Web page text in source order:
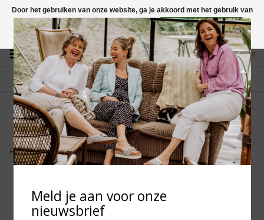
Vragen? App naar +31 58 250 1503
0
GRATIS VERZENDING NL
Vanaf € 75,-
FYSIEKE WINKEL
in Mantgum (frl)
fdad
Home>HUB Footwear Shift L09 - Light Bone Vista
Door het gebruiken van onze website, ga je akkoord met het gebruik van
cookies om onze website te verbeteren.
Dit bericht verbergen
Meer over cookies »
Meld je aan voor onze
nieuwsbrief